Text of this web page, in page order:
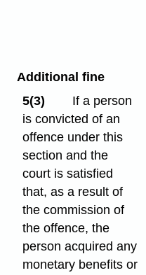
Additional fine
5(3)
If a person
is convicted of an
offence under this
section and the
court is satisfied
that, as a result of
the commission of
the offence, the
person acquired any
monetary benefits or